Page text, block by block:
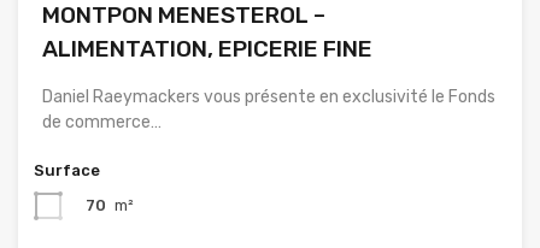
MONTPON MENESTEROL –
ALIMENTATION, EPICERIE FINE
Daniel Raeymackers vous présente en exclusivité le Fonds
de commerce…
Surface
70 m²